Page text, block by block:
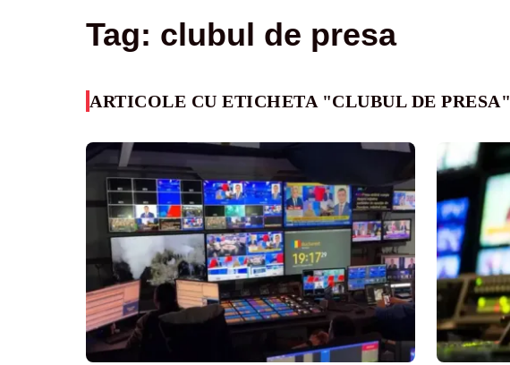
Tag: clubul de presa
ARTICOLE CU ETICHETA "CLUBUL DE PRESA"